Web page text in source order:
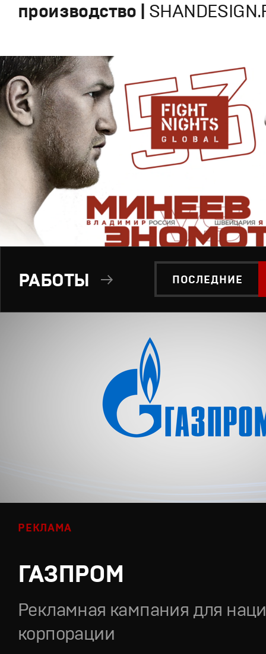
производство |
ПОСЛЕДНИЕ
РАБОТЫ
РЕКЛАМА
ГАЗПРОМ
Рекламная кампания для
корпорации